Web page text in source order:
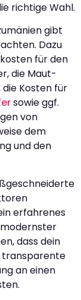
richtige Wahl.
gibt
Dazu
für den
die Maut-
Kosten für
sowie ggf.
von
dem
und den
erfahrenes
dass dein
transparente
an einen